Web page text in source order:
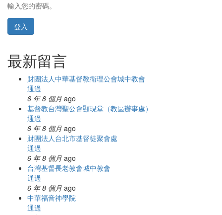
輸入您的密碼。
登入
最新留言
財團法人中華基督教衛理公會城中教會
通過
6 年 8 個月 ago
基督教台灣聖公會顯現堂（教區辦事處）
通過
6 年 8 個月 ago
財團法人台北市基督徒聚會處
通過
6 年 8 個月 ago
台灣基督長老教會城中教會
通過
6 年 8 個月 ago
中華福音神學院
通過